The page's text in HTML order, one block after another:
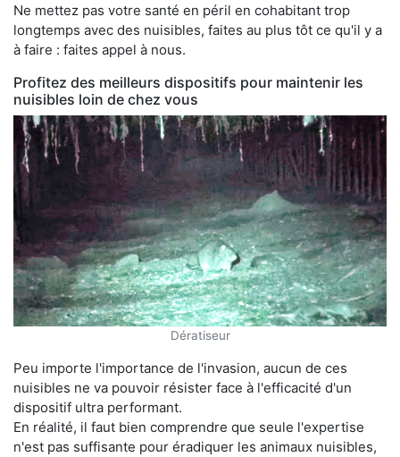
Ne mettez pas votre santé en péril en cohabitant trop
longtemps avec des nuisibles, faites au plus tôt ce qu'il y a
à faire : faites appel à nous.
Profitez des meilleurs dispositifs pour maintenir les
nuisibles loin de chez vous
Dératiseur
Peu importe l'importance de l'invasion, aucun de ces
nuisibles ne va pouvoir résister face à l'efficacité d'un
dispositif ultra performant.
En réalité, il faut bien comprendre que seule l'expertise
n'est pas suffisante pour éradiquer les animaux nuisibles,